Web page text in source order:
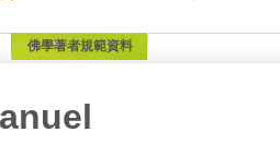
佛學著者規範資料